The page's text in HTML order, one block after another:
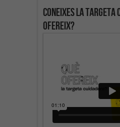
Coneixes la targeta
ofereix?